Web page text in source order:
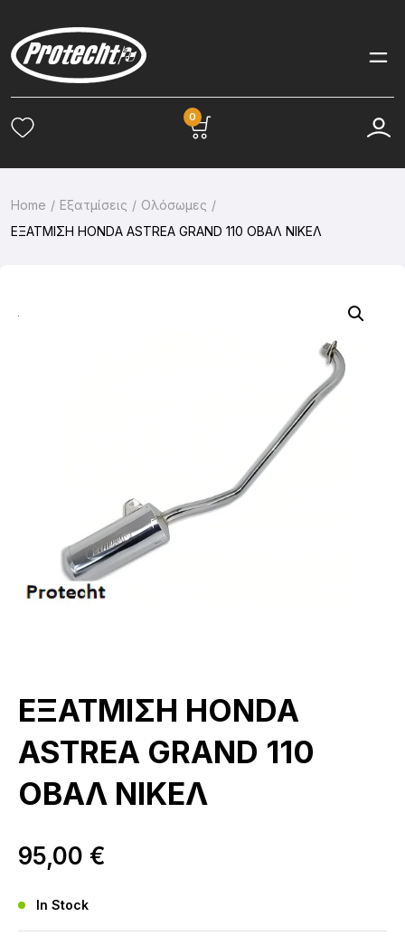
0
Home Εξατμίσεις
Ολόσωμες
ΕΞΑΤΜΙΣΗ HONDA ASTREA GRAND 110 ΟΒΑΛ ΝΙΚΕΛ
ΕΞΑΤΜΙΣΗ HONDA
ASTREA GRAND 110
ΟΒΑΛ ΝΙΚΕΛ
95,00 €
In Stock